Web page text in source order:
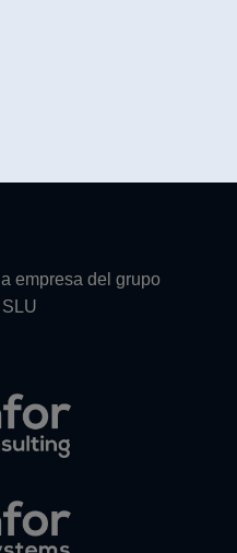
empresa del grupo